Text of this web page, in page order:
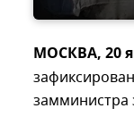
МОСКВА, 20
замминистра